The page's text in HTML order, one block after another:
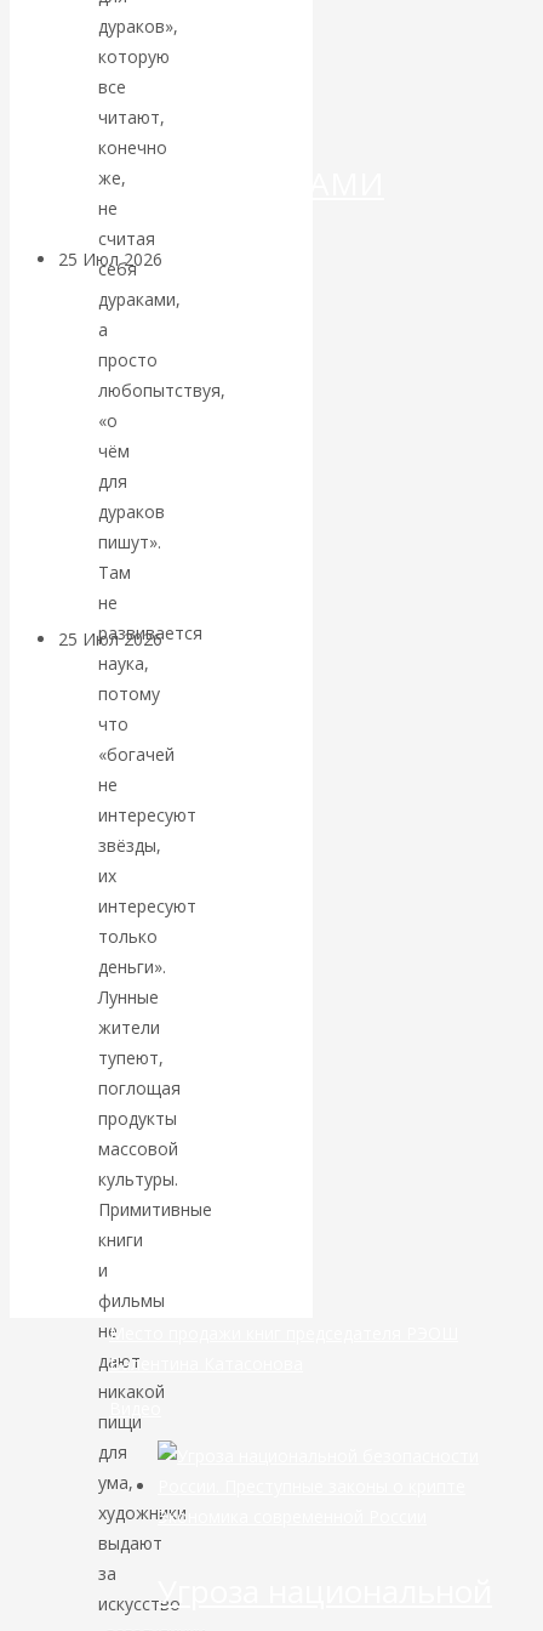
ДЕНЕГ»: КИТАЙ
ВЕДЁТ БОРЬБУ
КРИПТОВАЛЮТАМИ
25 Июл 2026
Валентин
КАтасонов.
Может ли
Америка
покинуть НАТО?
25 Июл 2026Комментарии,
интервью и беседы
«Об этом
молчат»:
экономист
Валентин
Катасонов
считает, что
кризис в
банковской
сфере России
уже начался
дураков»,
которую
все
читают,
конечно
же,
не
считая
себя
дураками,
а
просто
любопытствуя,
«о
чём
для
дураков
пишут».
Там
не
развивается
наука,
потому
что
«богачей
не
интересуют
звёзды,
их
интересуют
только
деньги».
Лунные
жители
тупеют,
поглощая
продукты
массовой
культуры.
Примитивные
книги
и
фильмы
не
дают
никакой
пищи
для
ума,
художники
выдают
за
искусство
Место продажи книг председателя РЭОШ
Валентина Катасонова
Экономика современной России
Угроза национальной